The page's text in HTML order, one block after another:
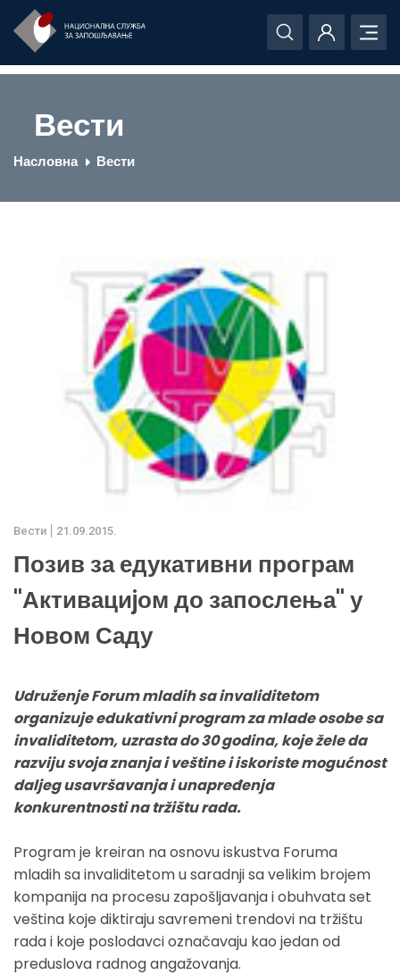
Вести
Насловна Вести
Вести 21.09.2015.
Позив за едукативни програм
''Активациjом до запослења'' у
Новом Саду
Udruženje Forum mladih sa invaliditetom
organizuje edukativni program za mlade osobe sa
invaliditetom, uzrasta do 30 godina, koje žele da
razviju svoja znanja i veštine i iskoriste mogućnost
daljeg usavršavanja i unapređenja
konkurentnosti na tržištu rada.
Program je kreiran na osnovu iskustva Foruma
mladih sa invaliditetom u saradnji sa velikim brojem
kompanija na procesu zapošljavanja i obuhvata set
veština koje diktiraju savremeni trendovi na tržištu
rada i koje poslodavci označavaju kao jedan od
preduslova radnog angažovanja.